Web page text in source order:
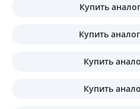
Купить
Купить
Купить
Купить